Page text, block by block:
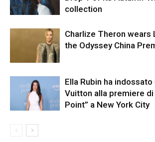
collection
Charlize Theron wears
the Odyssey China
Ella Rubin ha
Vuitton alla premiere di
Point” a New York City